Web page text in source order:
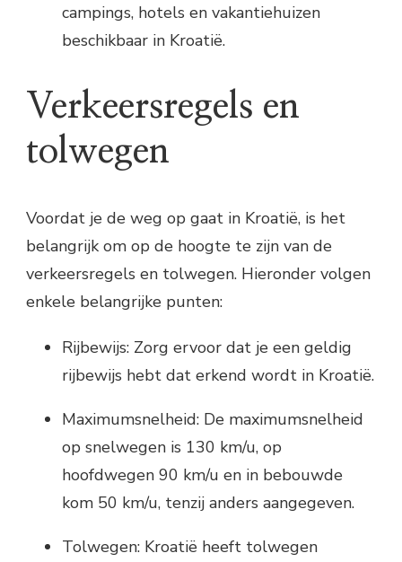
campings, hotels en vakantiehuizen
beschikbaar in Kroatië.
Verkeersregels en
tolwegen
Voordat je de weg op gaat in Kroatië, is het
belangrijk om op de hoogte te zijn van de
verkeersregels en tolwegen. Hieronder volgen
enkele belangrijke punten:
Rijbewijs: Zorg ervoor dat je een geldig
rijbewijs hebt dat erkend wordt in Kroatië.
Maximumsnelheid: De maximumsnelheid
op snelwegen is 130 km/u, op
hoofdwegen 90 km/u en in bebouwde
kom 50 km/u, tenzij anders aangegeven.
Tolwegen: Kroatië heeft tolwegen